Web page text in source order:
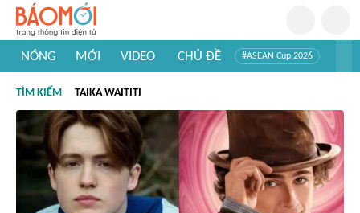
NÓNG MỚI VIDEO CHỦ ĐỀ #ASEAN Cup 2026
#Khám phá thế giới
TÌM KIẾM TAIKA WAITITI